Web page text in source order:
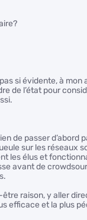
si évidente, à mon
de l’état pour
de passer d’abord
sur les réseaux
les élus et
avant de
être raison, y aller
efficace et la plus